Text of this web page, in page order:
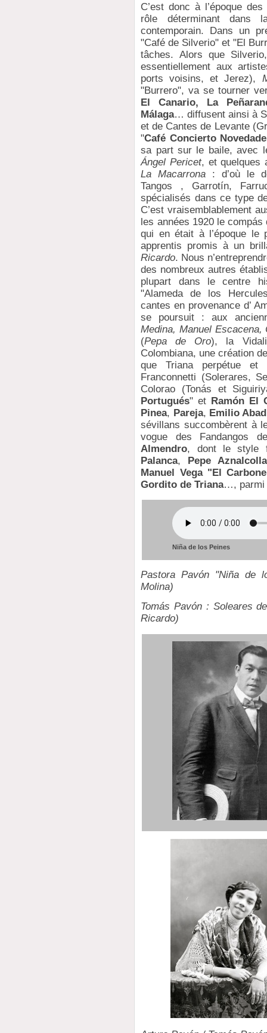
C’est donc à l’époque
rôle déterminant dans
contemporain. Dans un
"Café de Silverio" et "El
tâches. Alors que
essentiellement aux
ports voisins, et Jerez),
"Burrero", va se tourner
El Canario, La
Málaga… diffusent ainsi à
et de Cantes de Levante
"Café Concierto
sa part sur le baile, avec
Ángel Pericet, et quelques
La Macarrona : d’où le
Tangos , Garrotín,
spécialisés dans ce type
C’est vraisemblablement
les années 1920 le
qui en était à l’époque le
apprentis promis à un
Ricardo. Nous
des nombreux autres
plupart dans le centre
"Alameda de los
cantes en provenance d’
se poursuit : aux
Medina, Manuel Escacena,
(Pepa de Oro), la
Colombiana, une création
que Triana perpétue et
Franconnetti (Solerares,
Colorao (Tonás et
Portugués" et Ramón El
Pinea, Pareja, Emilio
sévillans succombèrent à
vogue des Fandangos
Almendro, dont le style
Palanca, Pepe
Manuel Vega "El
Gordito de Triana…, parmi
Niña de los Peines
Pastora Pavón "Niña de
Molina)
Tomás Pavón : Soleares
Ricardo)